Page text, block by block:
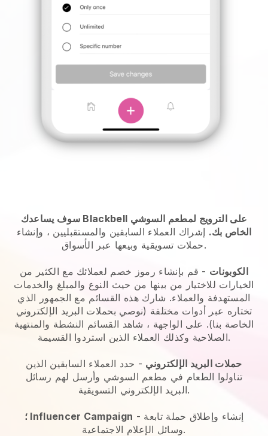
سوف يساعدك Blackbell على الترويج لمطعم السوشي
الخاص بك. إشراك العملاء السابقين والمستقبليين ، وإنشاء
حملات تسويقية وبيعها عبر الأسواق.
الكوبونات - قم بإنشاء رموز خصم لعملائك مع الكثير من
الخيارات للاختيار من بينها من حيث النوع والمبلغ والخدمات
المستهدفة والعملاء. شارك هذه القسائم مع الجمهور الذي
تختاره عبر أدوات مختلفة (نوصي بحملات البريد الإلكتروني
الخاصة بنا). على الواجهة ، شاهد القسائم النشطة والمنتهية
الصلاحية وكذلك العملاء الذين استردوا القسيمة.
حملات البريد الإلكتروني - حدد العملاء السابقين الذين
تناولوا الطعام في مطعم السوشي وأرسل لهم رسائل
البريد الإلكتروني التسويقية.
؛ Influencer Campaign - إنشاء وإطلاق حملة تابعة
وسائل الإعلام الاجتماعية.